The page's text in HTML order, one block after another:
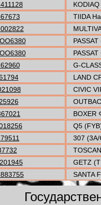
TIIDA
G-
LAND
CIVIC
BOXER
Q5
307 (3A/
GETZ
SANTA